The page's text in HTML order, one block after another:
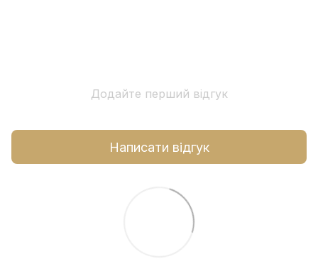
Додайте перший відгук
Написати відгук